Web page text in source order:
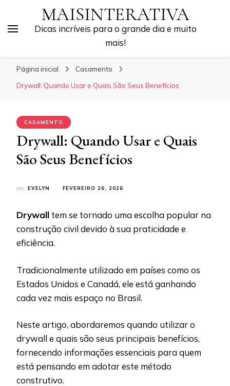
MAISINTERATIVA
Dicas incríveis para o grande dia e muito
mais!
Página inicial
Casamento
Drywall: Quando Usar e Quais São Seus Benefícios
CASAMENTO
Drywall: Quando Usar e Quais
São Seus Benefícios
por EVELYN FEVEREIRO 26, 2026
Drywall tem se tornado uma escolha popular na
construção civil devido à sua praticidade e
eficiência.
Tradicionalmente utilizado em países como os
Estados Unidos e Canadá, ele está ganhando
cada vez mais espaço no Brasil.
Neste artigo, abordaremos quando utilizar o
drywall e quais são seus principais benefícios,
fornecendo informações essenciais para quem
está pensando em adotar este método
construtivo.